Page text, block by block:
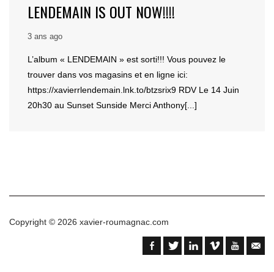
LENDEMAIN IS OUT NOW!!!!
3 ans ago
L’album « LENDEMAIN » est sorti!!! Vous pouvez le
trouver dans vos magasins et en ligne ici:
https://xavierrlendemain.lnk.to/btzsrix9 RDV Le 14 Juin
20h30 au Sunset Sunside Merci Anthony[...]
Copyright © 2026 xavier-roumagnac.com